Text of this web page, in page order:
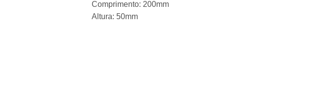
Comprimento: 200mm
Altura: 50mm